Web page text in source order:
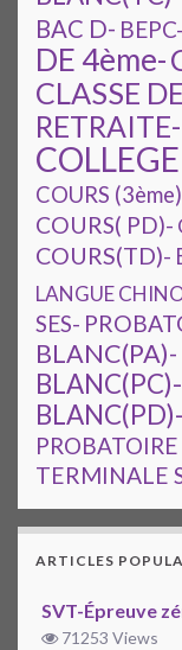
BAC D- BEPC-
DE 4ème-
CLASSE
RETRAITE-
COURS
COURS( PD)-
COURS(TD)-
LANGUE
SES-
BLANC(PA)-
BLANC(PC)-
BLANC(PD)-
TERMINALE
ARTICLES
SVT-Épreuve
71253 Views